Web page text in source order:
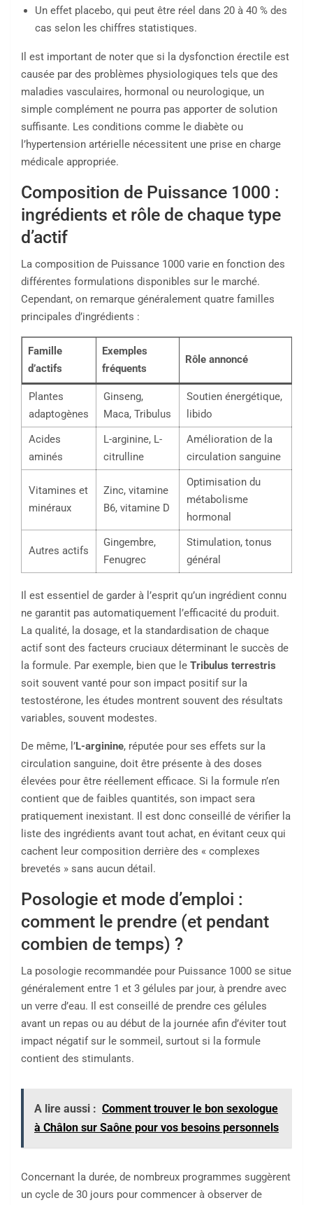
Un effet placebo, qui peut être réel dans 20 à 40 % des
cas selon les chiffres statistiques.
Il est important de noter que si la dysfonction érectile est
causée par des problèmes physiologiques tels que des
maladies vasculaires, hormonal ou neurologique, un
simple complément ne pourra pas apporter de solution
suffisante. Les conditions comme le diabète ou
l’hypertension artérielle nécessitent une prise en charge
médicale appropriée.
Composition de Puissance 1000 :
ingrédients et rôle de chaque type
d’actif
La composition de Puissance 1000 varie en fonction des
différentes formulations disponibles sur le marché.
Cependant, on remarque généralement quatre familles
principales d’ingrédients :
Famille
d’actifs
Exemples
fréquents
Rôle annoncé
Plantes
adaptogènes
Ginseng,
Maca, Tribulus
Soutien énergétique,
libido
Acides
aminés
L-arginine, L-
citrulline
Amélioration de la
circulation sanguine
Vitamines et
minéraux
Zinc, vitamine
B6, vitamine D
Optimisation du
métabolisme
hormonal
Autres actifs
Gingembre,
Fenugrec
Stimulation, tonus
général
Il est essentiel de garder à l’esprit qu’un ingrédient connu
ne garantit pas automatiquement l’efficacité du produit.
La qualité, la dosage, et la standardisation de chaque
actif sont des facteurs cruciaux déterminant le succès de
la formule. Par exemple, bien que le Tribulus terrestris
soit souvent vanté pour son impact positif sur la
testostérone, les études montrent souvent des résultats
variables, souvent modestes.
De même, l’L-arginine, réputée pour ses effets sur la
circulation sanguine, doit être présente à des doses
élevées pour être réellement efficace. Si la formule n’en
contient que de faibles quantités, son impact sera
pratiquement inexistant. Il est donc conseillé de vérifier la
liste des ingrédients avant tout achat, en évitant ceux qui
cachent leur composition derrière des « complexes
brevetés » sans aucun détail.
Posologie et mode d’emploi :
comment le prendre (et pendant
combien de temps) ?
La posologie recommandée pour Puissance 1000 se situe
généralement entre 1 et 3 gélules par jour, à prendre avec
un verre d’eau. Il est conseillé de prendre ces gélules
avant un repas ou au début de la journée afin d’éviter tout
impact négatif sur le sommeil, surtout si la formule
contient des stimulants.
A lire aussi : Comment trouver le bon sexologue
à Châlon sur Saône pour vos besoins personnels
Concernant la durée, de nombreux programmes suggèrent
un cycle de 30 jours pour commencer à observer de